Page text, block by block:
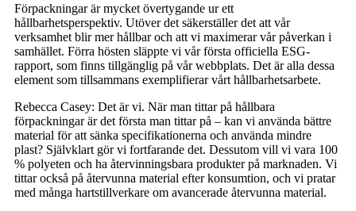
Förpackningar är mycket övertygande ur ett
hållbarhetsperspektiv. Utöver det säkerställer det att vår
verksamhet blir mer hållbar och att vi maximerar vår påverkan i
samhället. Förra hösten släppte vi vår första officiella ESG-
rapport, som finns tillgänglig på vår webbplats. Det är alla dessa
element som tillsammans exemplifierar vårt hållbarhetsarbete.
Rebecca Casey: Det är vi. När man tittar på hållbara
förpackningar är det första man tittar på – kan vi använda bättre
material för att sänka specifikationerna och använda mindre
plast? Självklart gör vi fortfarande det. Dessutom vill vi vara 100
% polyeten och ha återvinningsbara produkter på marknaden. Vi
tittar också på återvunna material efter konsumtion, och vi pratar
med många hartstillverkare om avancerade återvunna material.